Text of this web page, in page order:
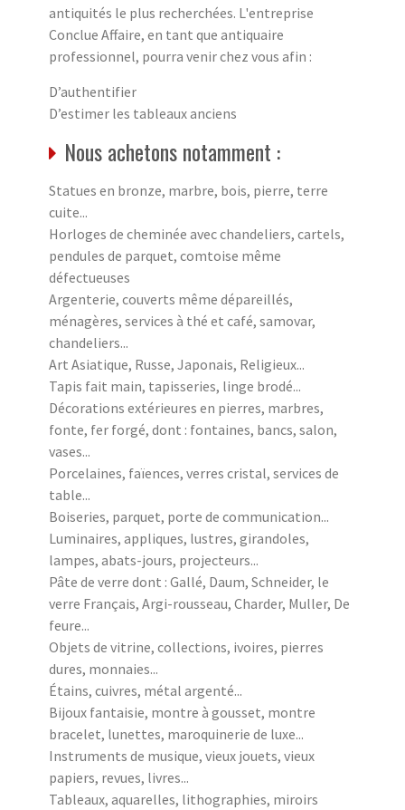
antiquités le plus recherchées. L'entreprise
Conclue Affaire, en tant que antiquaire
professionnel, pourra venir chez vous afin :
D’authentifier
D’estimer les tableaux anciens
Nous achetons notamment :
Statues en bronze, marbre, bois, pierre, terre
cuite...
Horloges de cheminée avec chandeliers, cartels,
pendules de parquet, comtoise même
défectueuses
Argenterie, couverts même dépareillés,
ménagères, services à thé et café, samovar,
chandeliers...
Art Asiatique, Russe, Japonais, Religieux...
Tapis fait main, tapisseries, linge brodé...
Décorations extérieures en pierres, marbres,
fonte, fer forgé, dont : fontaines, bancs, salon,
vases...
Porcelaines, faïences, verres cristal, services de
table...
Boiseries, parquet, porte de communication...
Luminaires, appliques, lustres, girandoles,
lampes, abats-jours, projecteurs...
Pâte de verre dont : Gallé, Daum, Schneider, le
verre Français, Argi-rousseau, Charder, Muller, De
feure...
Objets de vitrine, collections, ivoires, pierres
dures, monnaies...
Étains, cuivres, métal argenté...
Bijoux fantaisie, montre à gousset, montre
bracelet, lunettes, maroquinerie de luxe...
Instruments de musique, vieux jouets, vieux
papiers, revues, livres...
Tableaux, aquarelles, lithographies, miroirs